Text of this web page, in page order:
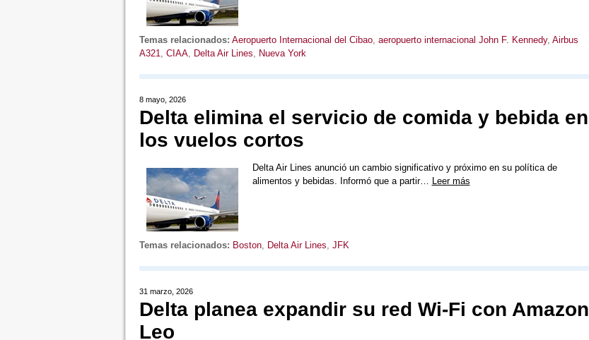
Temas relacionados: Aeropuerto Internacional del Cibao, aeropuerto internacional John F. Kennedy, Airbus
A321
CIAA, Delta Air Lines Nueva York
8 mayo, 2026
Delta elimina el servicio de comida y bebida en
los vuelos cortos
Delta Air Lines anunció un cambio significativo y próximo en su política de
alimentos y bebidas. Informó que a partir… Leer más
Temas relacionados: Boston, Delta Air Lines JFK
31 marzo, 2026
Delta planea expandir su red Wi-Fi con Amazon
Leo